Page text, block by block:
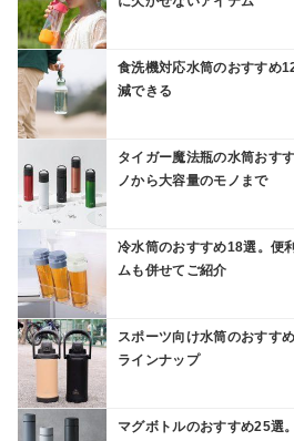
食洗機対応水筒のおすすめ
減できる
タイガー魔法瓶の水筒おす
ノから大容量のモノまで
冷水筒のおすすめ18選。便
ムも併せてご紹介
スポーツ向け水筒のおすす
ラインナップ
マグボトルのおすすめ25選